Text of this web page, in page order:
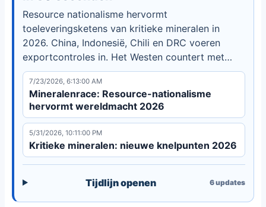
Resource nationalisme hervormt
toeleveringsketens van kritieke mineralen in
2026. China, Indonesië, Chili en DRC voeren
exportcontroles in. Het Westen countert met
FORGE, Project Vault en EU-wet. Lees meer.
7/23/2026, 6:13:00 AM
Mineralenrace: Resource-nationalisme
hervormt wereldmacht 2026
5/31/2026, 10:11:00 PM
Kritieke mineralen: nieuwe knelpunten 2026
Tijdlijn openen 6updates